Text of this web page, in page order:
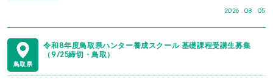
2026 . 08 . 05
鳥取県
令和8年度鳥取県ハンター養成スクール 基礎課程受講生募集
（9/25締切・鳥取）